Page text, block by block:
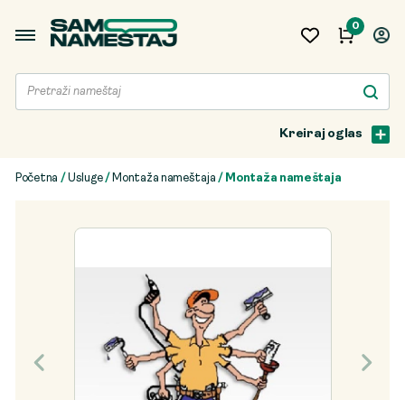
0
Kreiraj oglas
Početna /Usluge/ Montaža nameštaja / Montaža nameštaja